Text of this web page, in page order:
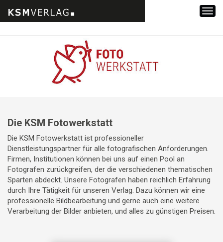
Die KSM Fotowerkstatt
Die KSM Fotowerkstatt ist professioneller
Dienstleistungspartner für alle fotografischen Anforderungen.
Firmen, Institutionen können bei uns auf einen Pool an
Fotografen zurückgreifen, der die verschiedenen thematischen
Sparten abdeckt. Unsere Fotografen haben reichlich Erfahrung
durch Ihre Tätigkeit für unseren Verlag. Dazu können wir eine
professionelle Bildbearbeitung und gerne auch eine weitere
Verarbeitung der Bilder anbieten, und alles zu günstigen Preisen.